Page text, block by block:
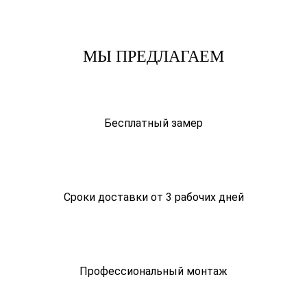
МЫ ПРЕДЛАГАЕМ
Бесплатный замер
Сроки доставки от 3 рабочих дней
Профессиональный монтаж